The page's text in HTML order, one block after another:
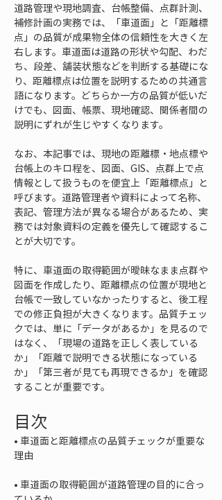
道路管理や現地調査、台帳整備、点群計測、
補修計画の実務では、「車道面」と「距離標
点」の品質が成果物全体の信頼性を大きく左
右します。車道面は道路の形状や勾配、わだ
ち、段差、舗装状態などを判断する基礎にな
り、距離標点は位置を説明するための共通言
語になります。どちらか一方の品質が低いだ
けでも、図面、帳票、現地確認、関係者間の
説明にずれが生じやすくなります。
なお、本記事では、現地の距離標・地点標や
台帳上のキロ程を、図面、GIS、点群上で点
情報として扱うものを便宜上「距離標点」と
呼びます。道路管理者や資料によって名称、
表記、管理方法が異なる場合があるため、実
務では対象資料の定義を優先して確認するこ
とが大切です。
特に、車道面の取得範囲が曖昧なまま点群や
図面を作成したり、距離標点の位置が現地と
台帳で一致していなかったりすると、後工程
での修正負担が大きくなります。品質チェッ
クでは、単に「データがあるか」を見るので
はなく、「現場の道路を正しく表している
か」「距離で説明できる状態になっている
か」「第三者が見ても再現できるか」を確認
することが重要です。
目次
• 車道面と距離標点の品質チェックが重要な
• 車道面の取得範囲が道路管理の目的に合っ